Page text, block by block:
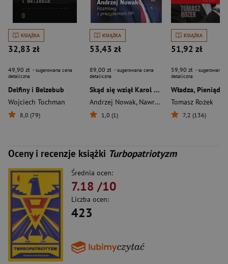
KSIĄŻKA
32,83 zł
49,90 zł - sugerowana cena
detaliczna
Delfiny i Belzebub
Wojciech Tochman
8,0 (79)
KSIĄŻKA
53,43 zł
89,00 zł - sugerowana cena
detaliczna
Skąd się wziął Karol Nawrocki. Andrzej Nowak rozmawia z prezydentem RP
Andrzej Nowak, Nawrocki Karol
1,0 (1)
KSIĄŻKA
51,92 zł
59,90 zł - sugerowana
detaliczna
Tomasz Rożek
7,2 (136)
Oceny i recenzje książki Turbopatriotyzm
Średnia ocen:
7.18 /10
Liczba ocen:
423